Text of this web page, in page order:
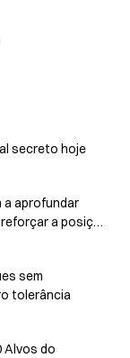
secreto hoje
aprofundar
a posição
sem
tolerância
Alvos do